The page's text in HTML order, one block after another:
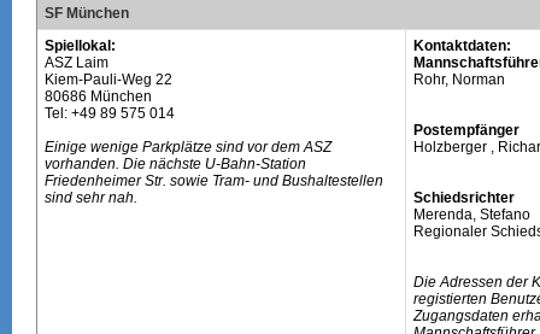
SF München
Spiellokal:
ASZ Laim
Kiem-Pauli-Weg 22
80686 München
Tel: +49 89 575 014
Einige wenige Parkplätze sind vor dem ASZ
vorhanden. Die nächste U-Bahn-Station
Friedenheimer Str. sowie Tram- und Bushaltestellen
sind sehr nah.
Kontaktdaten:
Rohr, Norman
Postempfänger
Holzberger ,
Schiedsrichter
Merenda, Stefano
Regionaler
Die Adressen der
registierten
Zugangsdaten